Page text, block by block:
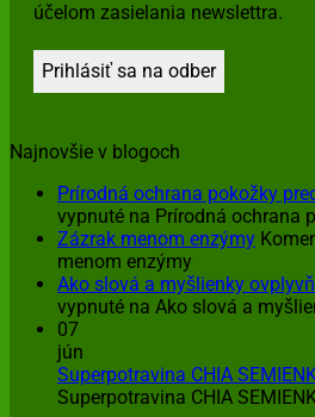
účelom zasielania newslettra.
Najnovšie v blogoch
Prírodná ochrana pokožky
vypnuté na Prírodná ochrana
Zázrak menom enzýmy
menom enzýmy
Ako slová a myšlienky
vypnuté na Ako slová a
07
jún
Superpotravina CHIA
Superpotravina CHIA